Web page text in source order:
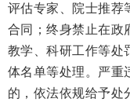
评估专家、院士推荐
合同；终身禁止在政
教学、科研工作等处
体名单等处理。严重
的，依法依规给予处